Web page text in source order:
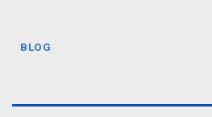
BLOG